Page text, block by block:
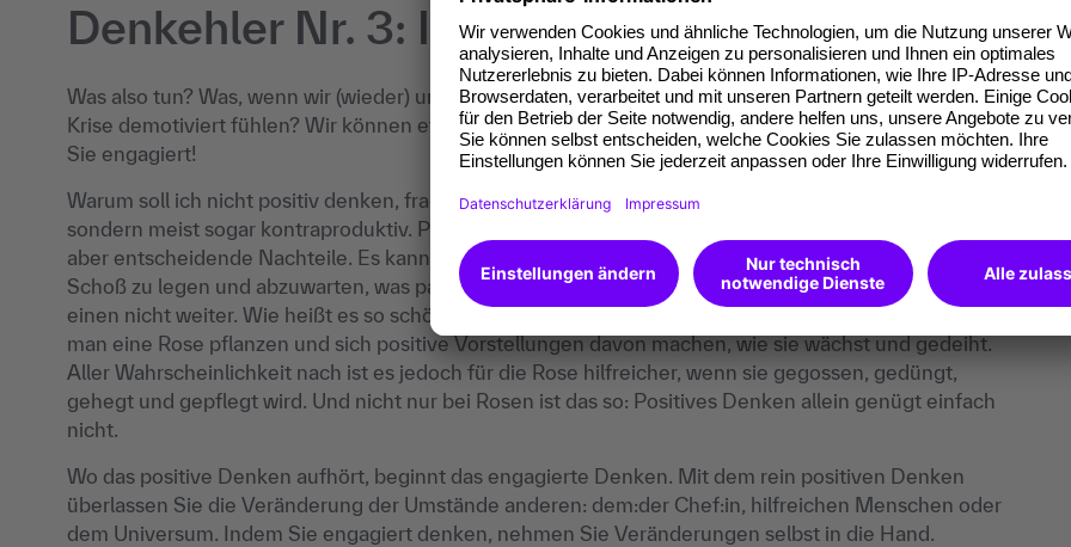
Denkehler Nr. 3: Ich muss positiv denken!
Was also tun? Was, wenn wir (wieder) unser Bestes geben wollen, uns aber dennoch von der aktuellen
Krise demotiviert fühlen? Wir können etwas dagegen tun: Denken Sie auf keinen Fall positiv – denken
Sie engagiert!
Warum soll ich nicht positiv denken, fragen Sie sich möglicherweise? Nun, das ist nicht nur hinderlich,
sondern meist sogar kontraproduktiv. Positives Denken ist passives Denken. Das ist zwar bequem, hat
aber entscheidende Nachteile. Es kann sogar schädlich sein. Denn es verführt dazu, die Hände in den
Schoß zu legen und abzuwarten, was passiert. Machen wir es kurz: Rein positives Denken allein bringt
einen nicht weiter. Wie heißt es so schön? „Vertraue auf Gott, aber binde dein Pferd an.“ Natürlich kann
man eine Rose pflanzen und sich positive Vorstellungen davon machen, wie sie wächst und gedeiht.
Aller Wahrscheinlichkeit nach ist es jedoch für die Rose hilfreicher, wenn sie gegossen, gedüngt,
gehegt und gepflegt wird. Und nicht nur bei Rosen ist das so: Positives Denken allein genügt einfach
nicht.
Wo das positive Denken aufhört, beginnt das engagierte Denken. Mit dem rein positiven Denken
überlassen Sie die Veränderung der Umstände anderen: dem:der Chef:in, hilfreichen Menschen oder
dem Universum. Indem Sie engagiert denken, nehmen Sie Veränderungen selbst in die Hand.